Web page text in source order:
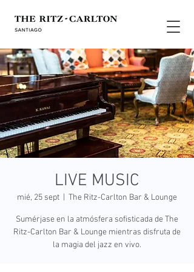
LIVE MUSIC
mié, 25 sept The Ritz-Carlton Bar & Lounge
Sumérjase en la atmósfera sofisticada de The
Ritz-Carlton Bar & Lounge mientras disfruta de
la magia del jazz en vivo.